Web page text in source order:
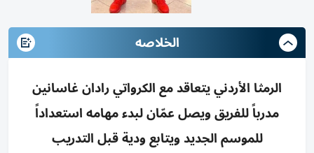
الخلاصه
الرمثا الأردني يتعاقد مع الكرواتي رادان غاسانين
مدرباً للفريق ويصل عمّان لبدء مهامه استعداداً
للموسم الجديد ويتابع ودية قبل التدريب